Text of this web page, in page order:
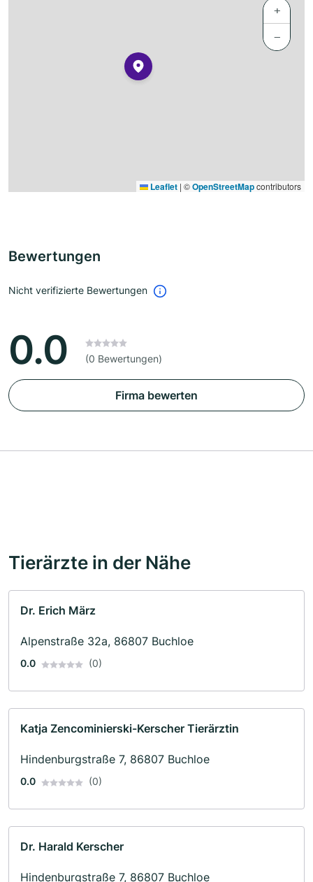
+
−
Leaflet | ©OpenStreetMapcontributors
Bewertungen
Nicht verifizierte Bewertungen
0.0 (0 Bewertungen)
Firma bewerten
Tierärzte in der Nähe
Dr. Erich März
Alpenstraße 32a, 86807 Buchloe
0.0 (0)
Katja Zencominierski-Kerscher Tierärztin
Hindenburgstraße 7, 86807 Buchloe
0.0 (0)
Dr. Harald Kerscher
Hindenburgstraße 7, 86807 Buchloe